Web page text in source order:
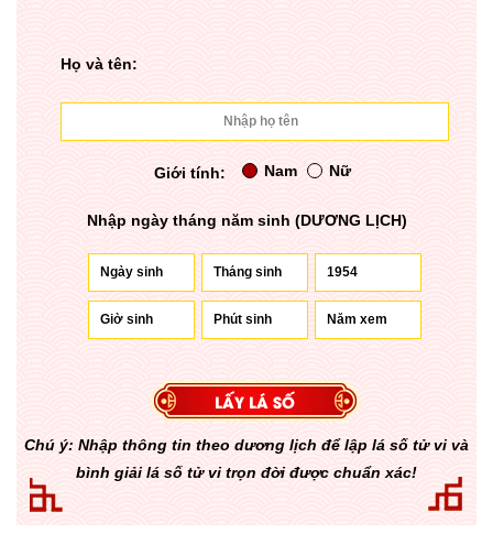
Họ và tên:
Giới tính: Nam Nữ
Nhập ngày tháng năm sinh (DƯƠNG LỊCH)
Chú ý: Nhập thông tin theo dương lịch để lập lá số tử vi và
bình giải lá số tử vi trọn đời được chuẩn xác!